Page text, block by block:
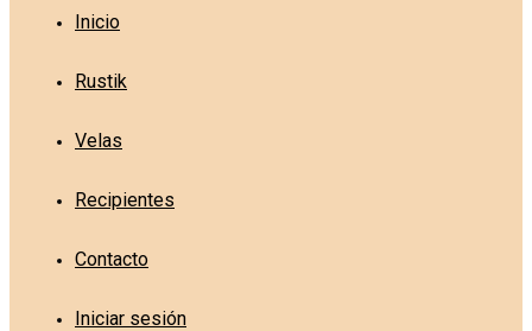
Inicio
Rustik
Velas
Recipientes
Contacto
Iniciar sesión